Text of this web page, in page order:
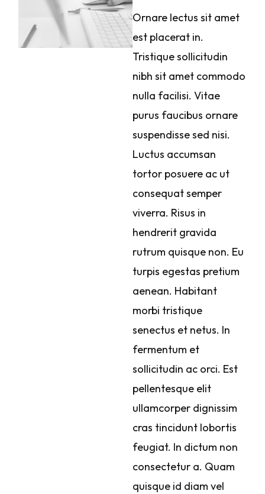
Ornare lectus sit amet
est placerat in.
Tristique sollicitudin
nibh sit amet commodo
nulla facilisi. Vitae
purus faucibus ornare
suspendisse sed nisi.
Luctus accumsan
tortor posuere ac ut
consequat semper
viverra. Risus in
hendrerit gravida
rutrum quisque non. Eu
turpis egestas pretium
aenean. Habitant
morbi tristique
senectus et netus. In
fermentum et
sollicitudin ac orci. Est
pellentesque elit
ullamcorper dignissim
cras tincidunt lobortis
feugiat. In dictum non
consectetur a. Quam
quisque id diam vel